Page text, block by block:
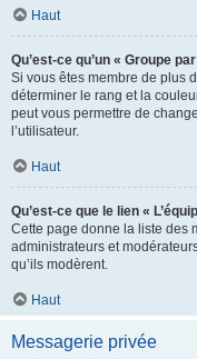
Haut
Qu’est-ce qu’un « Groupe
Si vous êtes membre de plus
déterminer le rang et la
peut vous permettre de
l’utilisateur.
Haut
Qu’est-ce que le lien «
Cette page donne la liste des
administrateurs et
qu’ils modèrent.
Haut
Messagerie privée